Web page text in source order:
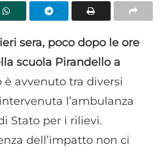
sera, poco dopo le ore
scuola Pirandello a
è avvenuto tra diversi
l’ambulanza
Stato per i rilievi.
dell’impatto non ci